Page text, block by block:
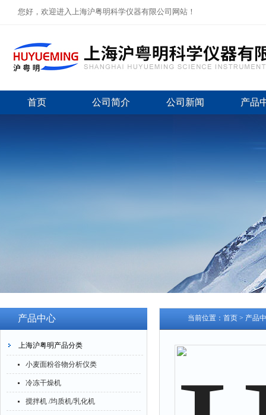
您好，欢迎进入上海沪粤明科学仪器有限公司网站！
首页 公司简介 公司新闻 产品
产品中心
上海沪粤明产品分类
小麦面粉谷物分析仪类
冷冻干燥机
搅拌机 /均质机/乳化机
当前位置： 首页 > 产品